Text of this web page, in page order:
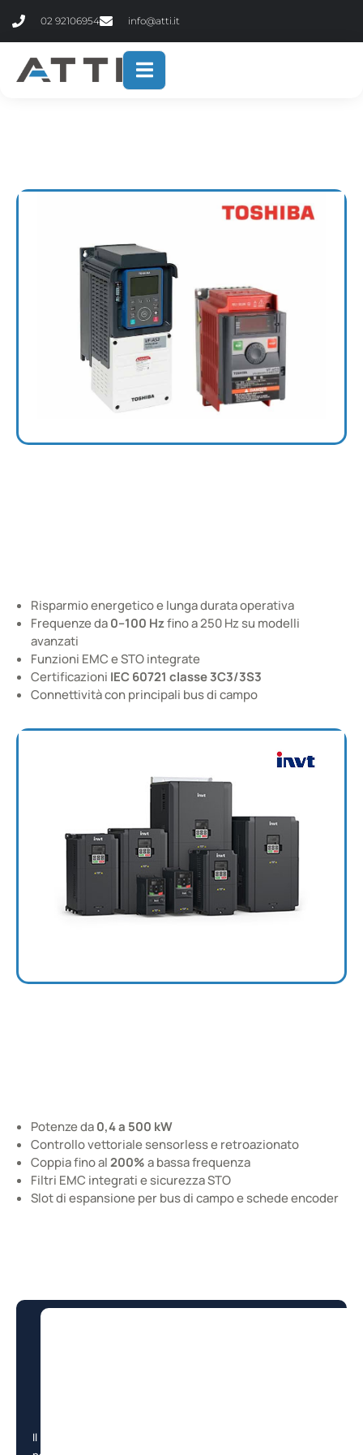
02 92106954 info@atti.it
Risparmio energetico e lunga durata operativa
Frequenze da0–100 Hzfino a 250 Hz su modelli
avanzati
Funzioni EMC e STO integrate
Certificazioni IEC 60721 classe 3C3/3S3
Connettività con principali bus di campo
Potenze da0,4 a 500 kW
Controllo vettoriale sensorless e retroazionato
Coppia fino al200%a bassa frequenza
Filtri EMC integrati e sicurezza STO
Slot di espansione per bus di campo e schede encoder
Il